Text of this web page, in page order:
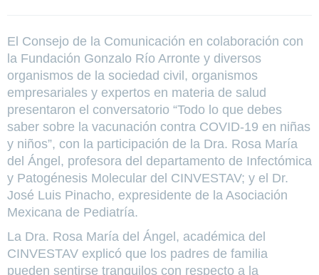
El Consejo de la Comunicación en colaboración con
la Fundación Gonzalo Río Arronte y diversos
organismos de la sociedad civil, organismos
empresariales y expertos en materia de salud
presentaron el conversatorio “Todo lo que debes
saber sobre la vacunación contra COVID-19 en niñas
y niños”, con la participación de la Dra. Rosa María
del Ángel, profesora del departamento de Infectómica
y Patogénesis Molecular del CINVESTAV; y el Dr.
José Luis Pinacho, expresidente de la Asociación
Mexicana de Pediatría.
La Dra. Rosa María del Ángel, académica del
CINVESTAV explicó que los padres de familia
pueden sentirse tranquilos con respecto a la